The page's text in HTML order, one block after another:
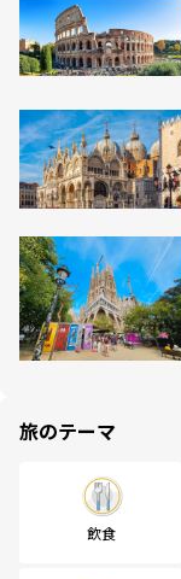
旅のテーマ
飲食